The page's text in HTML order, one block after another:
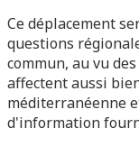
Ce déplacement
questions
commun, au vu
affectent aussi
méditerranéenne
d'information